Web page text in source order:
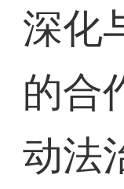
深化
的合
动法